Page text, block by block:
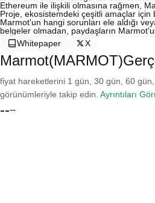
Ethereum ile ilişkili olmasına rağmen,
Proje, ekosistemdeki çeşitli amaçlar
Marmot'un hangi sorunları ele aldığı
belgeler olmadan, paydaşların
Whitepaper
X
fiyat hareketlerini 1 gün, 30 gün, 60
görünümleriyle takip edin. Ayrıntıları
----